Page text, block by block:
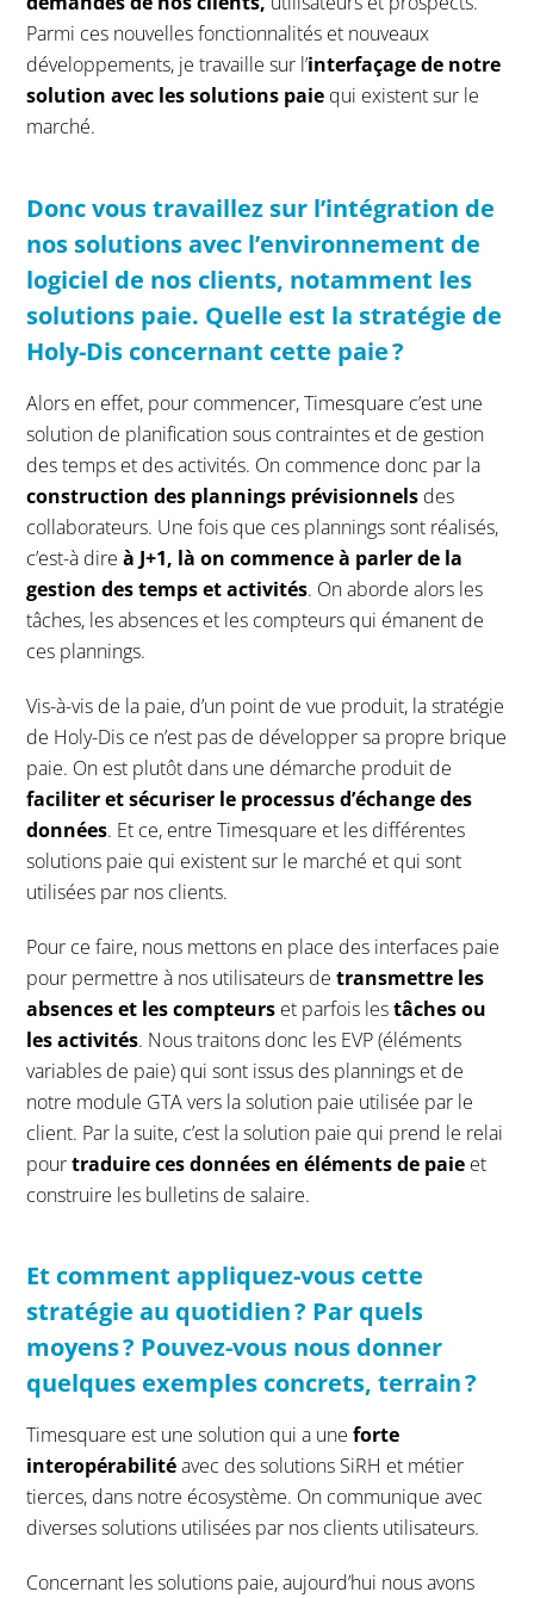
Parmi ces nouvelles fonctionnalités et nouveaux
développements, je travaille sur l’interfaçage de notre
solution avec les solutions paie qui existent sur le
marché.
Donc vous travaillez sur l’intégration de
nos solutions avec l’environnement de
logiciel de nos clients, notamment les
solutions paie. Quelle est la stratégie de
Holy-Dis concernant cette paie ?
Alors en effet, pour commencer, Timesquare c’est une
solution de planification sous contraintes et de gestion
des temps et des activités. On commence donc par la
construction des plannings prévisionnels des
collaborateurs. Une fois que ces plannings sont réalisés,
c’est-à dire à J+1, là on commence à parler de la
gestion des temps et activités. On aborde alors les
tâches, les absences et les compteurs qui émanent de
ces plannings.
Vis-à-vis de la paie, d’un point de vue produit, la stratégie
de Holy-Dis ce n’est pas de développer sa propre brique
paie. On est plutôt dans une démarche produit de
faciliter et sécuriser le processus d’échange des
données. Et ce, entre Timesquare et les différentes
solutions paie qui existent sur le marché et qui sont
utilisées par nos clients.
Pour ce faire, nous mettons en place des interfaces paie
pour permettre à nos utilisateurs detransmettre les
absences et les compteurs et parfois lestâches ou
les activités. Nous traitons donc les EVP (éléments
variables de paie) qui sont issus des plannings et de
notre module GTA vers la solution paie utilisée par le
client. Par la suite, c’est la solution paie qui prend le relai
pourtraduire ces données en éléments de paie et
construire les bulletins de salaire.
Et commentappliquez-vous cette
stratégie au quotidien? Par quels
moyens? Pouvez-vous nous donner
quelques exemples concrets, terrain ?
Timesquare est une solution qui a uneforte
interopérabilitéavec des solutions SiRH et métier
tierces, dans notre écosystème. On communique avec
diverses solutions utilisées par nos clients utilisateurs.
Concernant les solutions paie, aujourd’hui nous avons